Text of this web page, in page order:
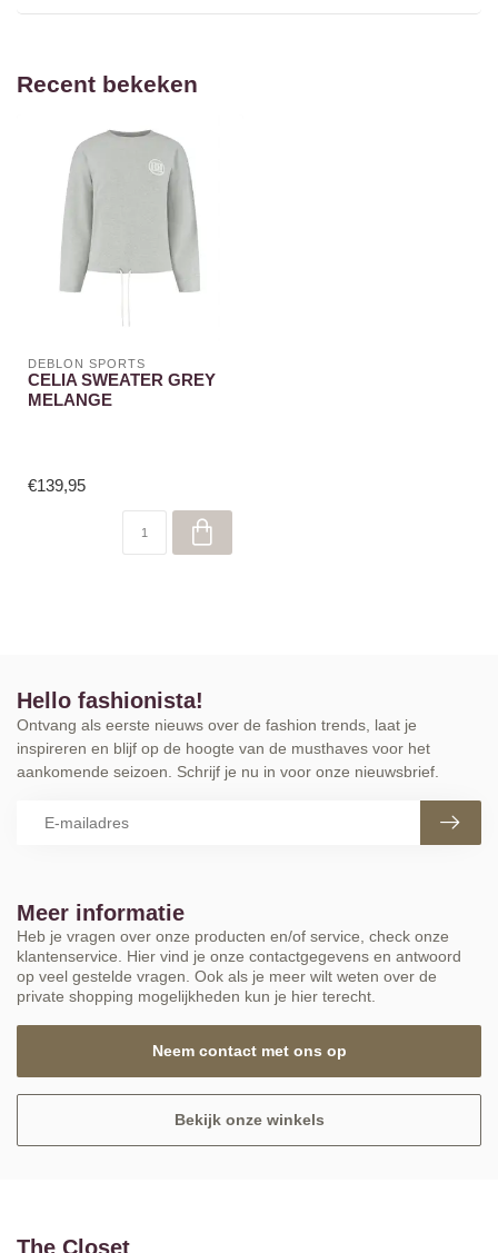
Recent bekeken
DEBLON SPORTS
CELIA SWEATER GREY
MELANGE
€139,95
Meer informatie
Heb je vragen over onze producten en/of service, check onze
klantenservice. Hier vind je onze contactgegevens en antwoord
op veel gestelde vragen. Ook als je meer wilt weten over de
private shopping mogelijkheden kun je hier terecht.
Neem contact met ons op
Bekijk onze winkels
Hello fashionista!
Ontvang als eerste nieuws over de fashion trends, laat je
inspireren en blijf op de hoogte van de musthaves voor het
aankomende seizoen. Schrijf je nu in voor onze nieuwsbrief.
The Closet